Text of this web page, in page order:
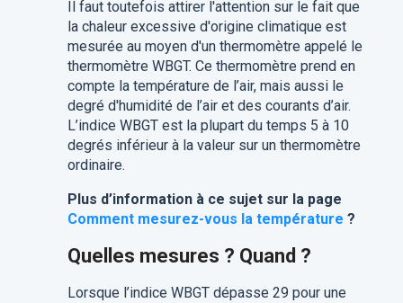
Il faut toutefois attirer l'attention sur le fait que
la chaleur excessive d'origine climatique est
mesurée au moyen d'un thermomètre appelé le
thermomètre WBGT. Ce thermomètre prend en
compte la température de l’air, mais aussi le
degré d'humidité de l’air et des courants d’air.
L’indice WBGT est la plupart du temps 5 à 10
degrés inférieur à la valeur sur un thermomètre
ordinaire.
Plus d’information à ce sujet sur la page
Comment mesurez-vous la température ?
Quelles mesures ? Quand ?
Lorsque l’indice WBGT dépasse 29 pour une